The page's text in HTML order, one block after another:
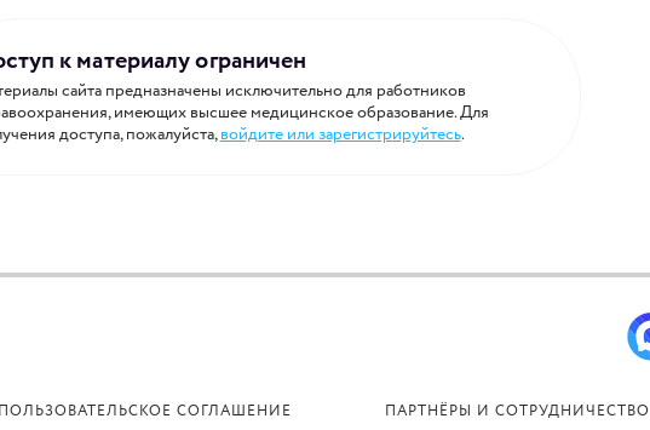
к материалу ограничен
сайта предназначены исключительно для работников
имеющих высшее медицинское образование. Для
доступа, пожалуйста,войдите или зарегистрируйтесь.
ПОЛЬЗОВАТЕЛЬСКОЕ СОГЛАШЕНИЕ ПАРТНЁРЫ И СОТРУДНИЧЕСТВО